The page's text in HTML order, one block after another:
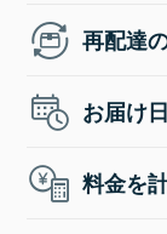
再配達
お届け
料金を